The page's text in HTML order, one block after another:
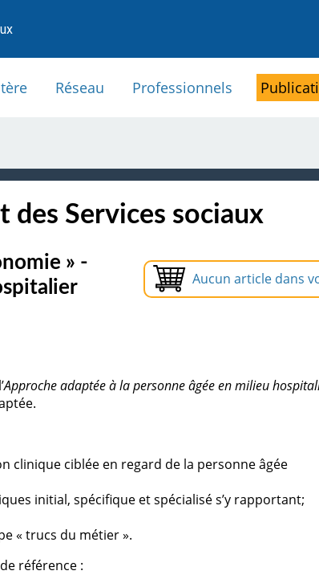
Réseau Professionnels
des Services sociaux
Aucun article dans
» -
Approche adaptée à la personne âgée en milieu
clinique ciblée en regard de la personne âgée
initial, spécifique et spécialisé s’y rapportant;
« trucs du métier ».
référence :